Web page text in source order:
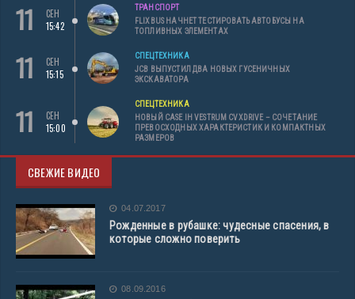
11
СЕН
15:42
ТРАНСПОРТ
FLIXBUS НАЧНЕТ ТЕСТИРОВАТЬ АВТОБУСЫ НА
ТОПЛИВНЫХ ЭЛЕМЕНТАХ
11
СЕН
15:15
СПЕЦТЕХНИКА
JCB ВЫПУСТИЛ ДВА НОВЫХ ГУСЕНИЧНЫХ
ЭКСКАВАТОРА
11
СЕН
15:00
СПЕЦТЕХНИКА
НОВЫЙ CASE IH VESTRUM CVXDRIVE – СОЧЕТАНИЕ
ПРЕВОСХОДНЫХ ХАРАКТЕРИСТИК И КОМПАКТНЫХ
РАЗМЕРОВ
СВЕЖИЕ ВИДЕО
04.07.2017
Рожденные в рубашке: чудесные спасения, в
которые сложно поверить
08.09.2016